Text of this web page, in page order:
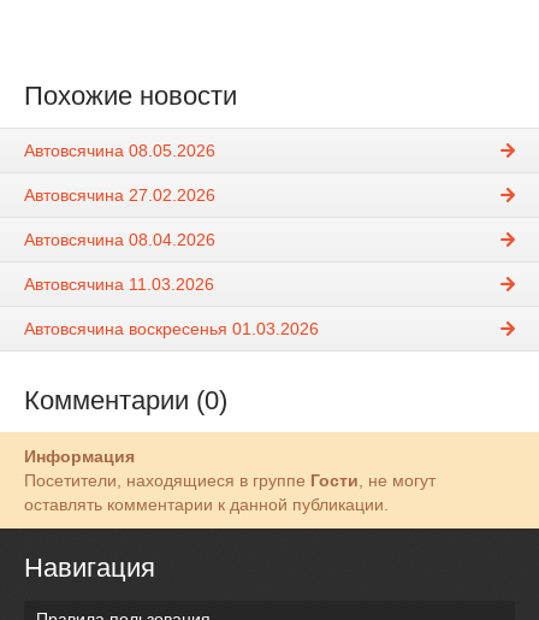
Похожие новости
Автовсячина 08.05.2026
Автовсячина 27.02.2026
Автовсячина 08.04.2026
Автовсячина 11.03.2026
Автовсячина воскресенья 01.03.2026
Комментарии (0)
Информация
Посетители, находящиеся в группе Гости, не могут
оставлять комментарии к данной публикации.
Навигация